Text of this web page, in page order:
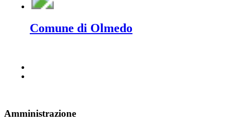
Comune di Olmedo
Amministrazione